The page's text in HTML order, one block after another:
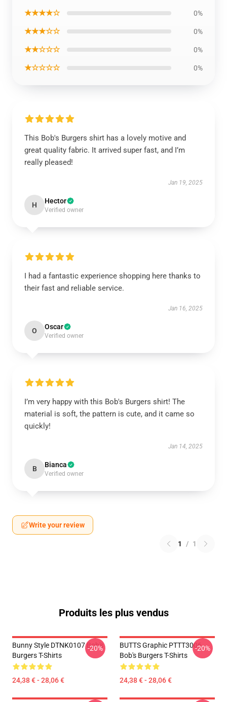
★★★★☆ 0%
★★★☆☆ 0%
★★☆☆☆ 0%
★☆☆☆☆ 0%
This Bob's Burgers shirt has a lovely motive and
great quality fabric. It arrived super fast, and I’m
really pleased!
Jan 19, 2025
H Hector
Verified owner
I had a fantastic experience shopping here thanks to
their fast and reliable service.
Jan 16, 2025
O Oscar
Verified owner
I’m very happy with this Bob's Burgers shirt! The
material is soft, the pattern is cute, and it came so
quickly!
Jan 14, 2025
B Bianca
Verified owner
Write your review
1 / 1
Produits les plus vendus
Bunny Style DTNK0107 Bob's
Burgers T-Shirts
24,38 € - 28,06 €
-20%
BUTTS Graphic PTTT3006
Bob's Burgers T-Shirts
24,38 € - 28,06 €
-20%